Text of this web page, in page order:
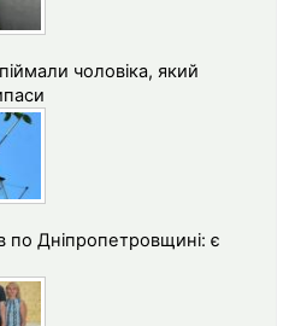
чоловіка, який
по Дніпропетровщині: є